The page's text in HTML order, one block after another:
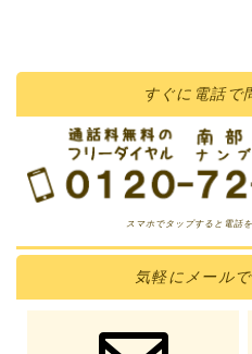
すぐに 電話で
スマホでタップすると電話
気軽に メール